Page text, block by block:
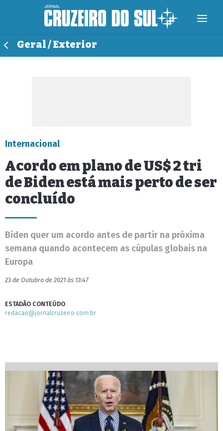
Geral / Exterior
Internacional
Acordo em plano de US$ 2 tri
de Biden está mais perto de ser
concluído
Biden quer um acordo antes de partir na próxima
semana quando acontecem as cúpulas globais na
Europa
23 de Outubro de 2021 às 13:47
ESTADÃO CONTEÚDO
redacao@jornalcruzeiro.com.br